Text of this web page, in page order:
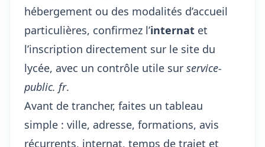
hébergement ou des modalités d’accueil
particulières, confirmez l’internat et
l’inscription directement sur le site du
lycée, avec un contrôle utile sur service-
public. fr.
Avant de trancher, faites un tableau
simple : ville, adresse, formations, avis
récurrents, internat, temps de trajet et